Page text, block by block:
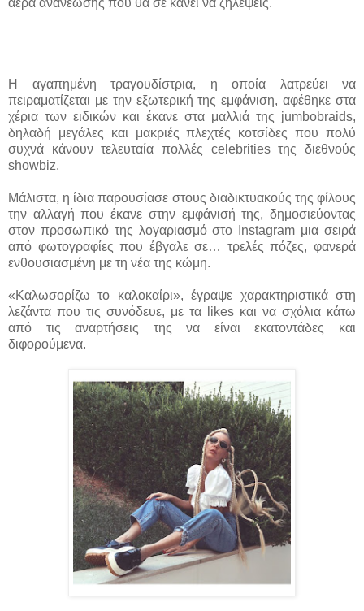
Η αγαπημένη τραγουδίστρια, η οποία λατρεύει να
πειραματίζεται με την εξωτερική της εμφάνιση, αφέθηκε στα
χέρια των ειδικών και έκανε στα μαλλιά της jumbobraids,
δηλαδή μεγάλες και μακριές πλεχτές κοτσίδες που πολύ
συχνά κάνουν τελευταία πολλές celebrities της διεθνούς
showbiz.
Μάλιστα, η ίδια παρουσίασε στους διαδικτυακούς της φίλους
την αλλαγή που έκανε στην εμφάνισή της, δημοσιεύοντας
στον προσωπικό της λογαριασμό στο Instagram μια σειρά
από φωτογραφίες που έβγαλε σε… τρελές πόζες, φανερά
ενθουσιασμένη με τη νέα της κώμη.
«Καλωσορίζω το καλοκαίρι», έγραψε χαρακτηριστικά στη
λεζάντα που τις συνόδευε, με τα likes και να σχόλια κάτω
από τις αναρτήσεις της να είναι εκατοντάδες και
διφορούμενα.